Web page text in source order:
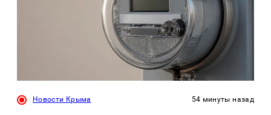
Новости Крыма 54 минуты назад